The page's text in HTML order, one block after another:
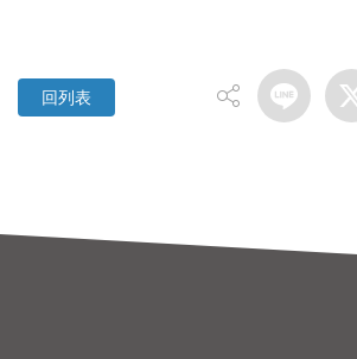
回列表